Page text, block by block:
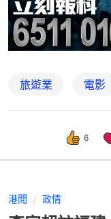
旅遊業 電影
6
港聞 政情